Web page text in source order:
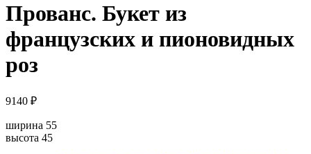
Прованс. Букет из
французских и пионовидных
роз
9140 ₽
ширина 55
высота 45